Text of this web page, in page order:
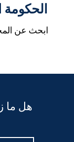
الحكومة
ابحث عن
هل ما